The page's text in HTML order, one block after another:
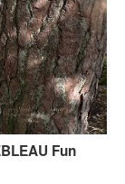
Fun